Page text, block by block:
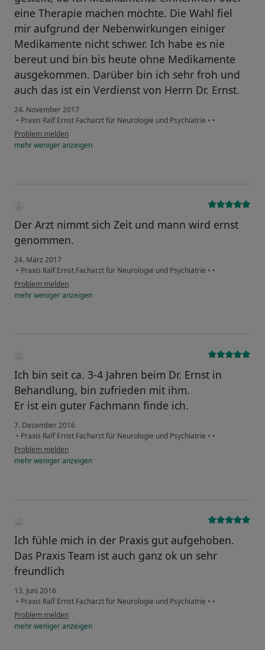
eine Therapie machen möchte. Die Wahl fiel
mir aufgrund der Nebenwirkungen einiger
Medikamente nicht schwer. Ich habe es nie
bereut und bin bis heute ohne Medikamente
ausgekommen. Darüber bin ich sehr froh und
auch das ist ein Verdienst von Herrn Dr. Ernst.
24. November 2017
• Praxis Ralf Ernst Facharzt für Neurologie und Psychiatrie • •
Problem melden
mehrwenigeranzeigen
Der Arzt nimmt sich Zeit und mann wird ernst
genommen.
24. März 2017
• Praxis Ralf Ernst Facharzt für Neurologie und Psychiatrie • •
Problem melden
mehrwenigeranzeigen
Ich bin seit ca. 3-4 Jahren beim Dr. Ernst in
Behandlung, bin zufrieden mit ihm.
Er ist ein guter Fachmann finde ich.
7. Dezember 2016
• Praxis Ralf Ernst Facharzt für Neurologie und Psychiatrie • •
Problem melden
mehrwenigeranzeigen
Ich fühle mich in der Praxis gut aufgehoben.
Das Praxis Team ist auch ganz ok un sehr
freundlich
13. Juni 2016
• Praxis Ralf Ernst Facharzt für Neurologie und Psychiatrie • •
Problem melden
mehrwenigeranzeigen